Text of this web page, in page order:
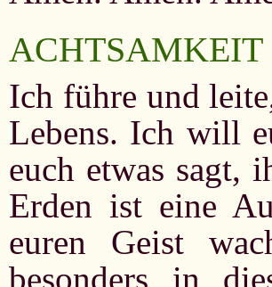
ACHTSAMKEIT
Ich führe und
Lebens. Ich will
euch etwas sagt,
Erden ist eine
euren Geist
besonders in